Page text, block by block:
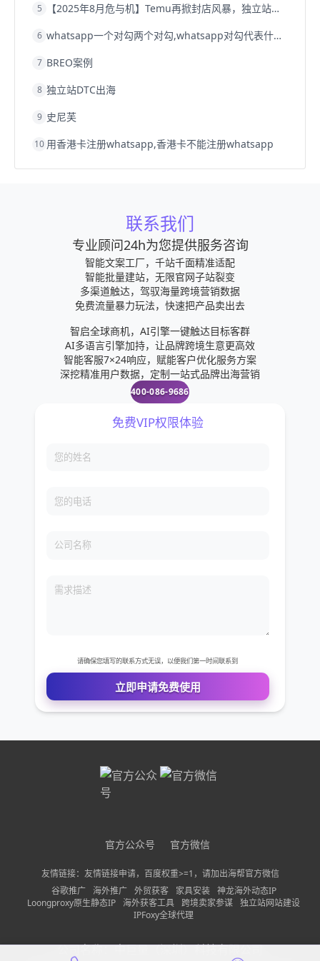
5 【2025年8月危与机】Temu再掀封店风暴，独立站才是跨境卖家的避险通道
6 whatsapp一个对勾两个对勾,whatsapp对勾代表什么意思
7 BREO案例
8 独立站DTC出海
9 史尼芙
10 用香港卡注册whatsapp,香港卡不能注册whatsapp
联系我们
专业顾问24h为您提供服务咨询
智能文案工厂，千站千面精准适配
智能批量建站，无限官网子站裂变
多渠道触达，驾驭海量跨境营销数据
免费流量暴力玩法，快速把产品卖出去
智启全球商机，AI引擎一键触达目标客群
AI多语言引擎加持，让品牌跨境生意更高效
智能客服7×24响应，赋能客户优化服务方案
深挖精准用户数据，定制一站式品牌出海营销
400-086-9686
免费VIP权限体验
您的姓名
官方公众号 官方微信
友情链接：友情链接申请，百度权重>=1，请加出海帮官方微信
谷歌推广
海外推广 外贸获客 家具安装
神龙海外动态IP
Loongproxy原生静态IP 海外获客工具 跨境卖家参谋 独立站网站建设
IPFoxy全球代理
公司名称：中巨量（深圳）科技有限公司